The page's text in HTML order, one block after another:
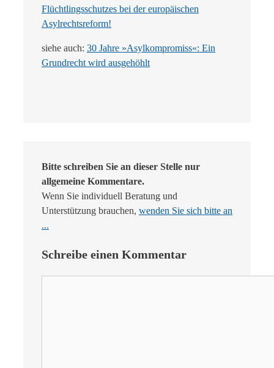
Flüchtlingsschutzes bei der europäischen
Asylrechtsreform!
siehe auch: 30 Jahre »Asylkompromiss«: Ein
Grundrecht wird ausgehöhlt
Bitte schreiben Sie an dieser Stelle nur
allgemeine Kommentare.
Wenn Sie individuell Beratung und
Unterstützung brauchen, wenden Sie sich bitte an
...
Schreibe einen Kommentar